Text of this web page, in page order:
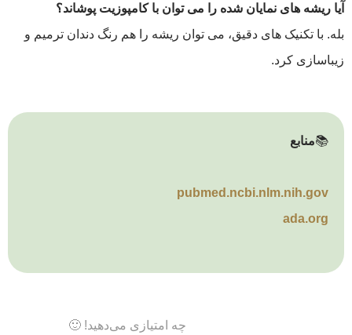
آیا ریشه های نمایان شده را می توان با کامپوزیت پوشاند؟
بله. با تکنیک های دقیق، می توان ریشه را هم رنگ دندان ترمیم و
زیباسازی کرد.
📚منابع
pubmed.ncbi.nlm.nih.gov
ada.org
چه امتیازی می‌دهید! 🙂